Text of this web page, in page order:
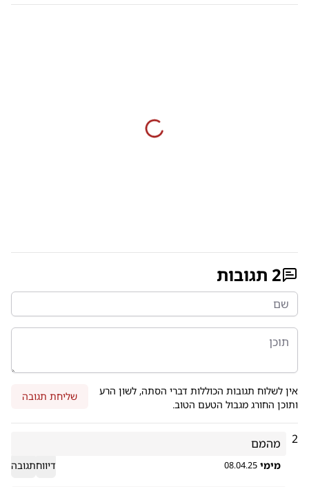
2 תגובות
אין לשלוח תגובות הכוללות דברי הסתה, לשון הרע
ותוכן החורג מגבול הטעם הטוב.
שליחת תגובה
2 מהמם
מימי 08.04.25 דיווחתגובה